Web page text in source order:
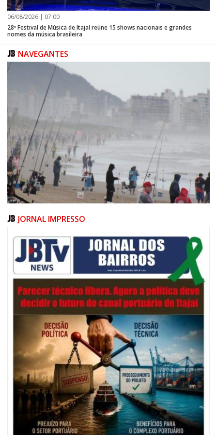
06/08/2026 | 07:00
28º Festival de Música de Itajaí reúne 15 shows nacionais e grandes
nomes da música brasileira
NAVEGANTES
06/08/2026 | 07:00
Festival de Pesca de Praia vai celebrar o aniversário de Navegantes
ITAJAÍ
JORNAL IMPRESSO